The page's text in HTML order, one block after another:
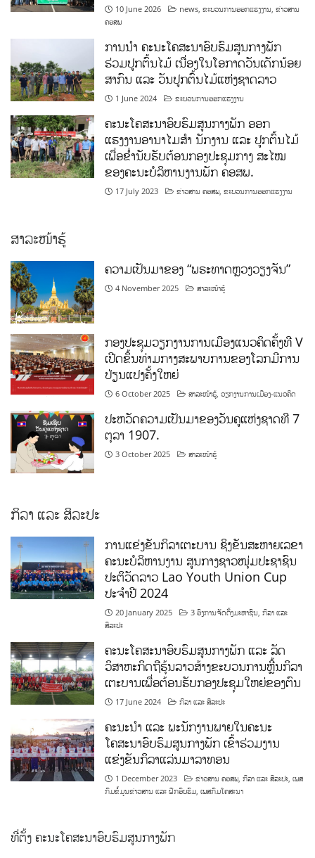
10 June 2026 news ,ຂະບວນການອອກແຮງງານ ,ຂ່າວສານ
ຄອສພ
ການນໍາ ຄະນະໂຄສະນາອົບຮົມສູນກາງພັກ
ຮ່ວມປູກຕົ້ນໄມ້ ເນື່ອງໃນໂອກາດວັນເດັກນ້ອຍ
ສາກົນ ແລະ ວັນປູກຕົ້ນໄມ້ແຫ່ງຊາດລາວ
1 June 2024 ຂະບວນການອອກແຮງງານ
ຄະນະໂຄສະນາອົບຮົມສູນກາງພັກ ອອກ
ແຮງງານອານາໄມສໍາ ນັກງານ ແລະ ປູກຕົ້ນໄມ້
ເພື່ອຂໍ່ານັບຮັບຕ້ອນກອງປະຊຸມກາງ ສະໄໝ
ຂອງຄະນະບໍລິຫານງານພັກ ຄອສພ.
17 July 2023 ຂ່າວສານ ຄອສພ ,ຂະບວນການອອກແຮງງານ
ສາລະໜ້າຮູ້
ຄວາມເປັນມາຂອງ “ພຣະທາດຫຼວງວຽງຈັນ”
4 November 2025 ສາລະໜ້າຮູ້
ກອງປະຊຸມວຽກງານການເມືອງແນວຄິດຄັ້ງທີ V
ເປີດຂຶ້ນທ່າມກາງສະພາບການຂອງໂລກມີການ
ປ່ຽນແປງຄັ້ງໃຫຍ່
6 October 2025 ສາລະໜ້າຮູ້ ,ວຽກງານການເມືອງ-ແນວຄິດ
ປະຫວັດຄວາມເປັນມາຂອງວັນຄູແຫ່ງຊາດທີ 7
ຕຸລາ 1907.
3 October 2025 ສາລະໜ້າຮູ້
ກິລາ ແລະ ສິລະປະ
ການແຂ່ງຂັນກິລາເຕະບານ ຊິງຂັນສະຫາຍເລຂາ
ຄະນະບໍລິຫານງານ ສູນກາງຊາວໜຸ່ມປະຊາຊົນ
ປະຕິວັດລາວ Lao Youth Union Cup
ປະຈຳປີ 2024
20 January 2025 3 ອົງການຈັດຕັ້ງມະຫາຊົນ,ກິລາ ແລະ
ສິລະປະ
ຄະນະໂຄສະນາອົບຮົມສູນກາງພັກ ແລະ ລັດ
ວິສາຫະກິດຖືຮຸ້ນລາວສ້າງຂະບວນການຫຼີ້ນກິລາ
ເຕະບານເພື່ອຕ້ອນຮັບກອງປະຊຸມໃຫຍ່ຂອງຕົນ
17 June 2024 ກິລາ ແລະ ສິລະປະ
ຄະນະນຳ ແລະ ພະນັກງານພາຍໃນຄະນະ
ໂຄສະນາອົບຮົມສູນກາງພັກ ເຂົ້າຮ່ວມງານ
ແຂ່ງຂັນກິລາແລ່ນມາລາທອນ
1 December 2023 ຂ່າວສານ ຄອສພ,ກິລາ ແລະ ສິລະປະ,ເພສ
ກົມຂໍ້ມູນຂ່າວສານ ແລະ ຝຶກອົບຮົມ,ເພສກົມໂຄສະນາ
ທີ່ຕັ້ງ ຄະນະໂຄສະນາອົບຮົມສູນກາງພັກ